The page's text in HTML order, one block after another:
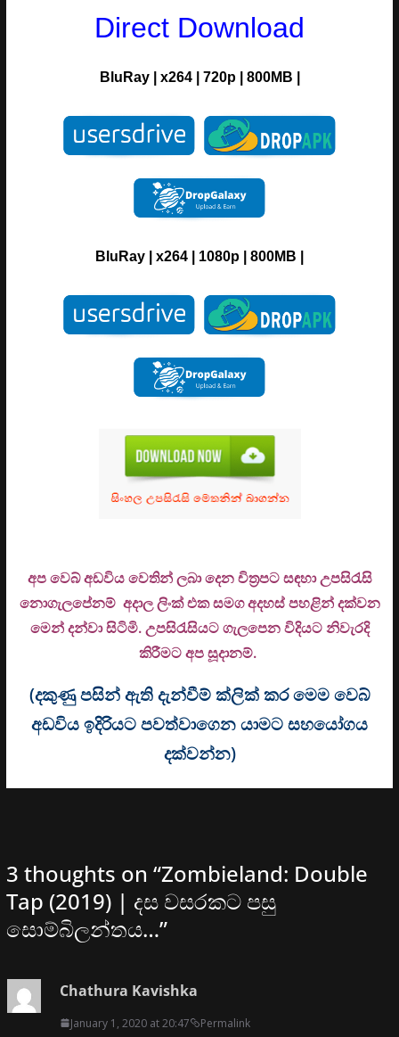
Direct Download
BluRay| x264| 720p| 800MB |
BluRay x264 1080p | 800MB |
අප වෙබ් අඩවිය වෙතින් ලබා දෙන චිත්‍රපට සඳහා උපසිරැසි
නොගැලපේනම් අදාල ලිංක් එක සමග අදහස් පහළින් දක්වන
මෙන් දන්වා සිටිමි. උපසිරැසියට ගැලපෙන විදියට නිවැරදි
කිරීමට අප සූදානම්.
(දකුණු පසින් ඇති දැන්වීම් ක්ලික් කර මෙම වෙබ්
අඩවිය ඉදිරියට පවත්වාගෙන යාමට සහයෝගය
දක්වන්න)
3 thoughts on “Zombieland: Double
Tap (2019) | දස වසරකට පසු
සොම්බිලන්තය…”
Chathura Kavishka
January 1, 2020 at 20:47 Permalink